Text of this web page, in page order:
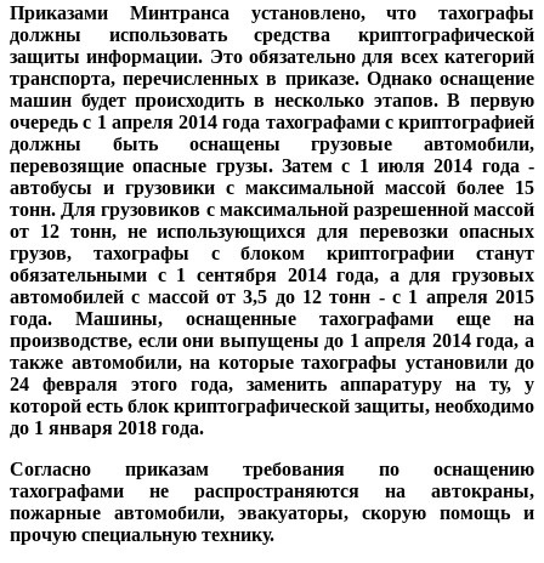
Приказами Минтранса установлено, что тахографы
должны использовать средства криптографической
защиты информации. Это обязательно для всех категорий
транспорта, перечисленных в приказе. Однако оснащение
машин будет происходить в несколько этапов. В первую
очередь с 1 апреля 2014 года тахографами с криптографией
должны быть оснащены грузовые автомобили,
перевозящие опасные грузы. Затем с 1 июля 2014 года -
автобусы и грузовики с максимальной массой более 15
тонн. Для грузовиков с максимальной разрешенной массой
от 12 тонн, не использующихся для перевозки опасных
грузов, тахографы с блоком криптографии станут
обязательными с 1 сентября 2014 года, а для грузовых
автомобилей с массой от 3,5 до 12 тонн - с 1 апреля 2015
года. Машины, оснащенные тахографами еще на
производстве, если они выпущены до 1 апреля 2014 года, а
также автомобили, на которые тахографы установили до
24 февраля этого года, заменить аппаратуру на ту, у
которой есть блок криптографической защиты, необходимо
до 1 января 2018 года.
Согласно приказам требования по оснащению
тахографами не распространяются на автокраны,
пожарные автомобили, эвакуаторы, скорую помощь и
прочую специальную технику.